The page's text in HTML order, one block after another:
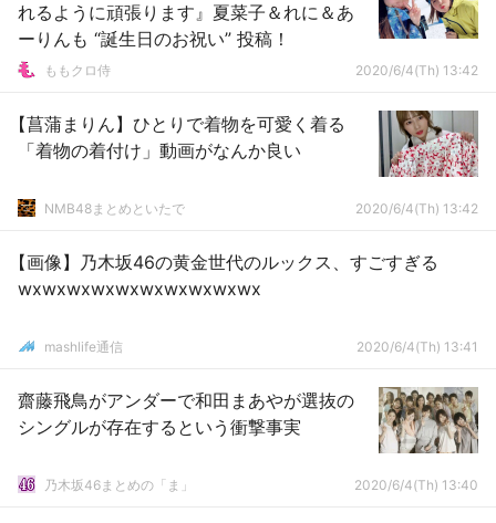
れるように頑張ります』夏菜子＆れに＆あ
ーりんも “誕生日のお祝い” 投稿！
ももクロ侍 2020/6/4(Th) 13:42
【菖蒲まりん】ひとりで着物を可愛く着る
「着物の着付け」動画がなんか良い
NMB48まとめといたで 2020/6/4(Th) 13:42
【画像】乃木坂46の黄金世代のルックス、すごすぎる
wxwxwxwxwxwxwxwxwxwx
mashlife通信 2020/6/4(Th) 13:41
齋藤飛鳥がアンダーで和田まあやが選抜の
シングルが存在するという衝撃事実
乃木坂46まとめの「ま」 2020/6/4(Th) 13:40